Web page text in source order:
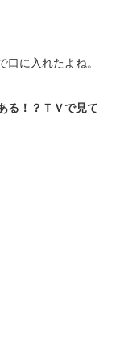
に入れたよね。
る！？ＴＶで見て